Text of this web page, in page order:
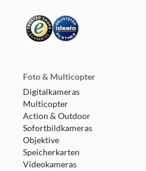
Foto & Multicopter
Digitalkameras
Multicopter
Action & Outdoor
Sofortbildkameras
Objektive
Speicherkarten
Videokameras